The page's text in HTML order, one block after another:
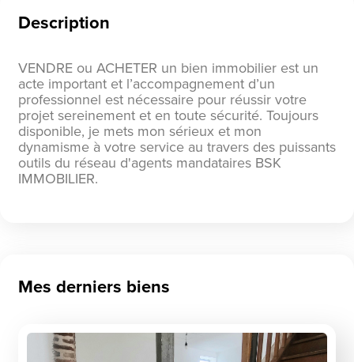
Description
VENDRE ou ACHETER un bien immobilier est un
acte important et l’accompagnement d’un
professionnel est nécessaire pour réussir votre
projet sereinement et en toute sécurité. Toujours
disponible, je mets mon sérieux et mon
dynamisme à votre service au travers des puissants
outils du réseau d'agents mandataires BSK
IMMOBILIER.
Mes derniers biens